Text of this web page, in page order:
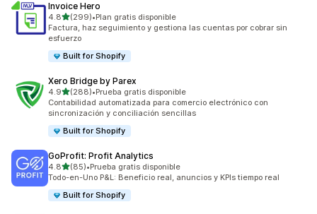
Invoice Hero
4.8de 5 estrellas
(299)
299 reseñas en total
•Plan gratis disponible
Factura, haz seguimiento y gestiona las cuentas por cobrar sin
esfuerzo
Built for Shopify
Xero Bridge by Parex
4.9de 5 estrellas
(288)
288 reseñas en total
•Prueba gratis disponible
Contabilidad automatizada para comercio electrónico con
sincronización y conciliación sencillas
Built for Shopify
GoProfit: Profit Analytics
4.8de 5 estrellas
(85)
85 reseñas en total
•Prueba gratis disponible
Todo-en-Uno P&L: Beneficio real, anuncios y KPIs tiempo real
Built for Shopify